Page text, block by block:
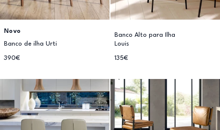
Novo
Banco de ilha Urti
390€
Banco Alto para Ilha
Louis
135€